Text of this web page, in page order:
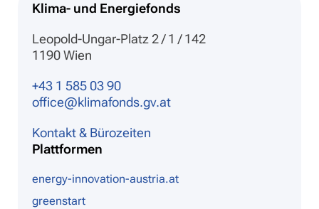
Klima- und Energiefonds
Leopold-Ungar-Platz 2 / 1 / 142
1190 Wien
+43 1 585 03 90
office@klimafonds.gv.at
Kontakt & Bürozeiten
Plattformen
energy-innovation-austria.at
greenstart